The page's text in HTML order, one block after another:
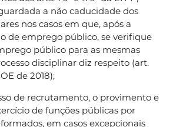
a não caducidade dos
nos casos em que, após a
de emprego público, se verifique
público para as mesmas
disciplinar diz respeito (art.
de 2018);
de recrutamento, o provimento e
de funções públicas por
em casos excepcionais